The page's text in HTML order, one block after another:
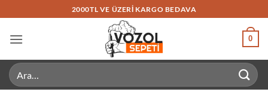
atla
2000TL VE ÜZERI KARGO BEDAVA
0
Ara: